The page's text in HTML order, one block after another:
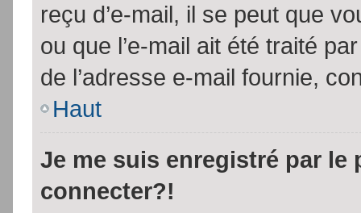
reçu d’e-mail, il se peut que
ou que l’e-mail ait été traité
de l’adresse e-mail fournie,
Haut
Je me suis enregistré par le
connecter?!